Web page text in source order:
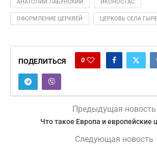
АНАТОЛИЙ ЛАБУНСКИЙ ИКОНОСТАС
ОФОРМЛЕНИЕ ЦЕРКВЕЙ ЦЕРКОВЬ СЕЛА
ПОДЕЛИТЬСЯ 0
Предыдущая новость
Что такое Европа и европейские
Следующая новость